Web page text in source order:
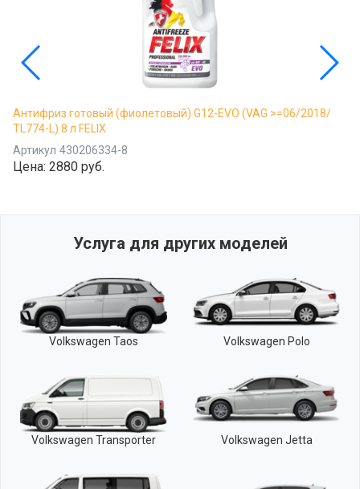
Антифриз готовый (фиолетовый) G12-EVO (VAG >=06/2018/
TL774-L) 8 л FELIX
Артикул 430206334-8
Цена: 2880 руб.
Услуга для других моделей
Volkswagen Taos Volkswagen Polo
Volkswagen Transporter Volkswagen Jetta